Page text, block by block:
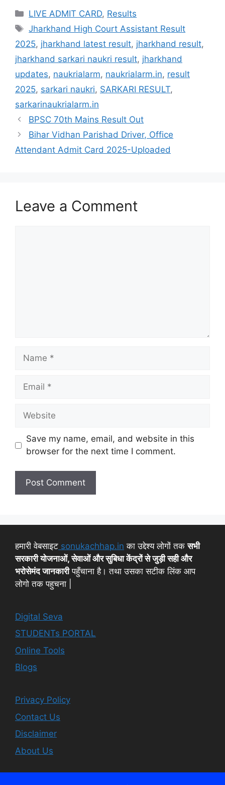
LIVE ADMIT CARD, Results
Jharkhand High Court Assistant Result
2025, jharkhand latest result, jharkhand result,
jharkhand sarkari naukri result, jharkhand
updates, naukrialarm, naukrialarm.in, result
2025, sarkari naukri, SARKARI RESULT,
sarkarinaukrialarm.in
BPSC 70th Mains Result Out
Bihar Vidhan Parishad Driver, Office
Attendant Admit Card 2025-Uploaded
Leave a Comment
Save my name, email, and website in this
browser for the next time I comment.
हमारी वेबसाइट sonukachhap.in का उद्देश्य लोगों तकसभी
सरकारी योजनाओं, सेवाओं और सुबिधा केंद्रों से जुड़ी सही और
भरोसेमंद जानकारीपहुँचाना है। तथा उसका सटीक लिंक आप
लोगो तक पहुचना |
Digital Seva
STUDENTs PORTAL
Online Tools
Blogs
Privacy Policy
Contact Us
Disclaimer
About Us